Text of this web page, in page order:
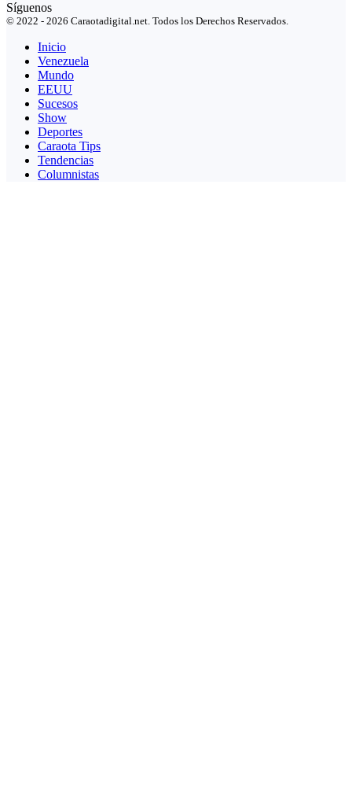
Síguenos
© 2022 - 2026 Caraotadigital.net. Todos los Derechos Reservados.
Inicio
Venezuela
Mundo
EEUU
Sucesos
Show
Deportes
Caraota Tips
Tendencias
Columnistas